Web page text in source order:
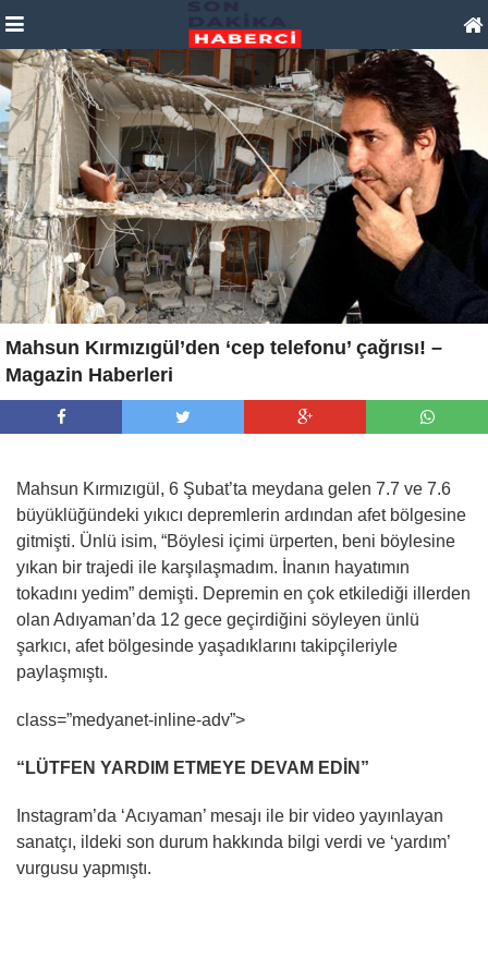
Mahsun Kırmızıgül’den ‘cep telefonu’ çağrısı! –
Magazin Haberleri
Mahsun Kırmızıgül, 6 Şubat’ta meydana gelen 7.7 ve 7.6
büyüklüğündeki yıkıcı depremlerin ardından afet bölgesine
gitmişti. Ünlü isim, “Böylesi içimi ürperten, beni böylesine
yıkan bir trajedi ile karşılaşmadım. İnanın hayatımın
tokadını yedim” demişti. Depremin en çok etkilediği illerden
olan Adıyaman’da 12 gece geçirdiğini söyleyen ünlü
şarkıcı, afet bölgesinde yaşadıklarını takipçileriyle
paylaşmıştı.
class=”medyanet-inline-adv”>
“LÜTFEN YARDIM ETMEYE DEVAM EDİN”
Instagram’da ‘Acıyaman’ mesajı ile bir video yayınlayan
sanatçı, ildeki son durum hakkında bilgi verdi ve ‘yardım’
vurgusu yapmıştı.